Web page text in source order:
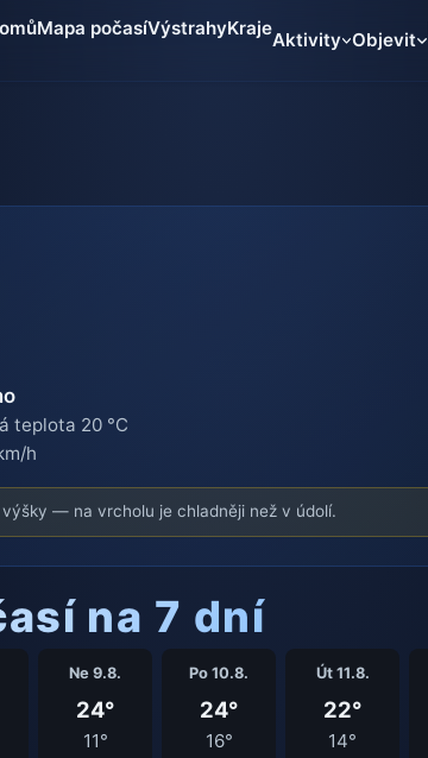
Mapa počasíVýstrahyKraje
Aktivity Objevit
teplota 20 °C
h
— na vrcholu je chladněji než v údolí.
na 7 dní
Ne 9.8.
24°
11°
Po 10.8.
24°
16°
Út 11.8.
22°
14°